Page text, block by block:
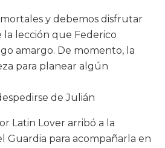
mortales y debemos disfrutar
la lección que Federico
amargo. De momento, la
para planear algún
de Julián
Latin Lover arribó a la
Guardia para acompañarla en